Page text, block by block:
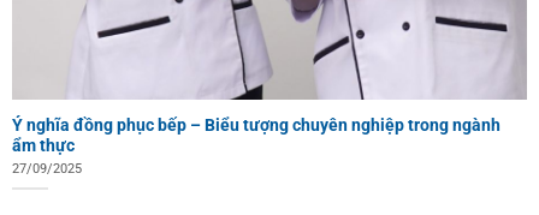
Ý nghĩa đồng phục bếp – Biểu tượng chuyên nghiệp trong ngành
ẩm thực
27/09/2025